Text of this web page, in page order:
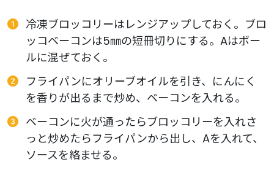
冷凍ブロッコリーはレンジアップしておく。ブロ
ッコベーコンは5㎜の短冊切りにする。Aはボー
ルに混ぜておく。
フライパンにオリーブオイルを引き、にんにく
を香りが出るまで炒め、ベーコンを入れる。
ベーコンに火が通ったらブロッコリーを入れさ
っと炒めたらフライパンから出し、Aを入れて、
ソースを絡ませる。